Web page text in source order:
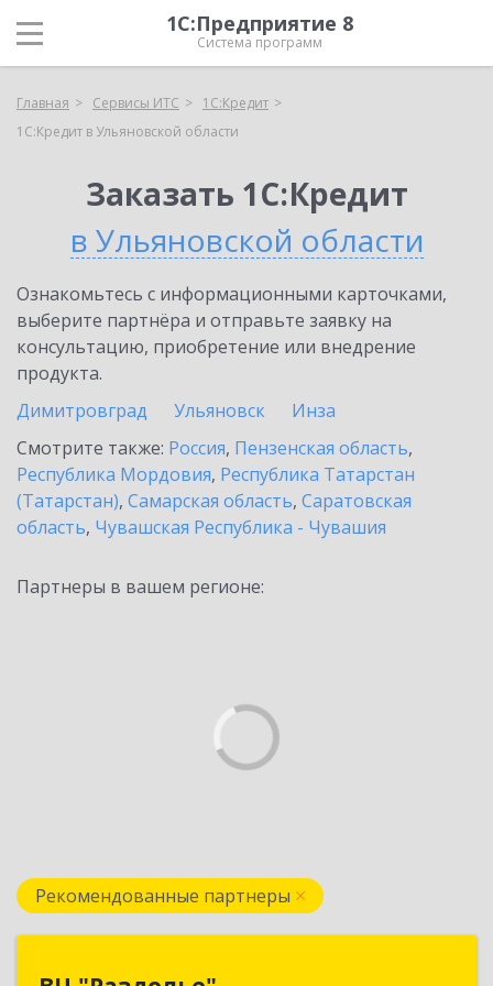
1С:Предприятие 8
Система программ
Главная Сервисы ИТС
1С:Кредит
1С:Кредит в Ульяновской области
Заказать 1С:Кредит
в Ульяновской области
Ознакомьтесь с информационными карточками,
выберите партнёра и отправьте заявку на
консультацию, приобретение или внедрение
продукта.
Димитровград
Ульяновск
Инза
Смотрите также: Россия, Пензенская область,
Республика Мордовия, Республика Татарстан
(Татарстан), Самарская область, Саратовская
область, Чувашская Республика - Чувашия
Партнеры в вашем регионе:
Рекомендованные партнеры